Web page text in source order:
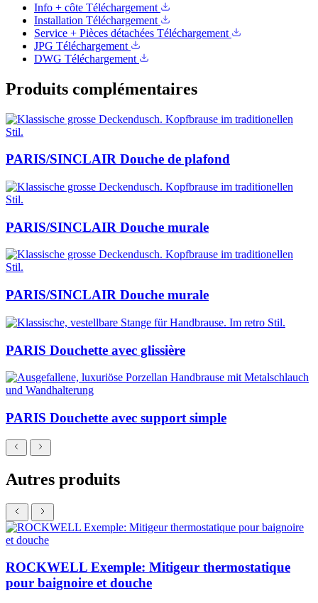
Info + côte Téléchargement
Installation Téléchargement
Service + Pièces détachées Téléchargement
JPG Téléchargement
DWG Téléchargement
Produits complémentaires
PARIS/SINCLAIR Douche de plafond
PARIS/SINCLAIR Douche murale
PARIS/SINCLAIR Douche murale
PARIS Douchette avec glissière
PARIS Douchette avec support simple
Autres produits
ROCKWELL Exemple: Mitigeur thermostatique
pour baignoire et douche